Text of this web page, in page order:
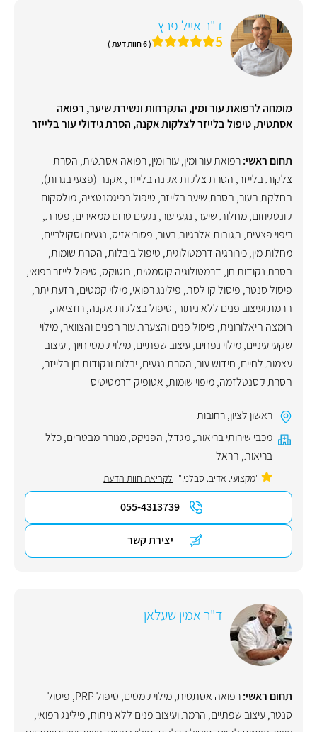
ד"ר אייל פרץ
5 ( 6 חוות דעת )
מומחה לרפואת עור ומין, התקרחות ונשירת שיער, רפואה
אסתטית, טיפול בלייזר לצלקות אקנה, הסרת גידולי עור בלייזר
תחום ראשי:רפואת עור ומין,עור ומין,רפואה אסתטית, הסרת
צלקות בלייזר, הסרת צלקות אקנה בלייזר, אקנה (פצעי בגרות),
החלקת העור, הסרת שיער בלייזר, טיפול בפיגמנטציה,מולסקום
קונטגיוזום,מחלות שיער, נגעי עור, נגעים טרום ממאירים, פטרת,
ריפוי פצעים, תגובות אלרגיות בעור, פסוריאזיס, נגעים וסקולריים,
מחלות מין,כירורגיה דרמטולוגית, טיפול ביבלות, הסרת שומות,
הסרת נקודות חן, דרמטולוגיה קוסמטית,בוטוקס, טיפול לייזר רפואי,
פיסול סנטר, פיסול קו לסת, פילינג רפואי,מילוי קמטים, הזעת יתר,
הרמת ועיצוב פנים ללא ניתוח, טיפול בצלקות אקנה,רוזציאה,
חומצה היאלורונית, פיסול פנים והצערת עור הפנים והצוואר,מילוי
שקעי עיניים,מילוי נפחים,עיצוב שפתיים,מילוי קמטי חיוך,עיצוב
עצמות לחיים, חידוש עור, הסרת נגעים, יבלות ונקודות חן בלייזר,
הסרת קסנטלזמה,מיפוי שומות, אטופיק דרמטיטיס
ראשון לציון,רחובות
מכבי שירותי בריאות,מגדל, הפניקס,מנורה מבטחים,כלל
בריאות, הראל
"מקצועי. אדיב. סבלני." לקריאת חוות הדעת
055-4313739
יצירת קשר
ד"ר אמין שעלאן
תחום ראשי:רפואה אסתטית,מילוי קמטים, טיפול PRP , פיסול
סנטר,עיצוב שפתיים, הרמת ועיצוב פנים ללא ניתוח, פילינג רפואי,